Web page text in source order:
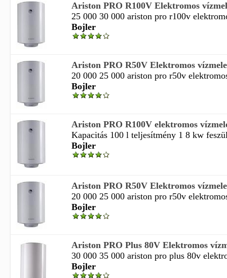
Ariston PRO R100V Elektromos
25 000 30 000 ariston pro r100v
Bojler
Ariston PRO R50V Elektromos
20 000 25 000 ariston pro r50v
Bojler
Ariston PRO R100V elektromos
Kapacitás 100 l teljesítmény 1 8 kw
Bojler
Ariston PRO R50V Elektromos
20 000 25 000 ariston pro r50v
Bojler
Ariston PRO Plus 80V Elektromos
30 000 35 000 ariston pro plus 80v
Bojler